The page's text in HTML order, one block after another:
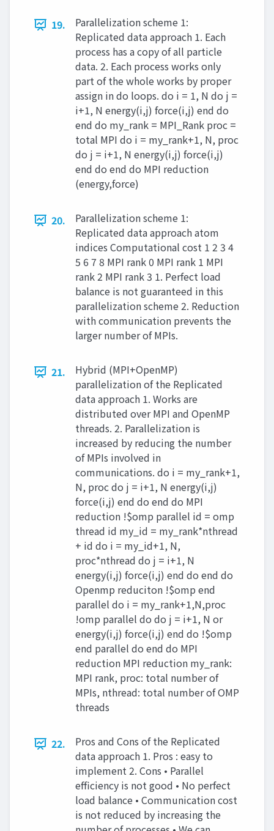
19.
Parallelization scheme 1:
Replicated data approach 1. Each
process has a copy of all particle
data. 2. Each process works only
part of the whole works by proper
assign in do loops. do i = 1, N do j =
i+1, N energy(i,j) force(i,j) end do
end do my_rank = MPI_Rank proc =
total MPI do i = my_rank+1, N, proc
do j = i+1, N energy(i,j) force(i,j)
end do end do MPI reduction
(energy,force)
20.
Parallelization scheme 1:
Replicated data approach atom
indices Computational cost 1 2 3 4
5 6 7 8 MPI rank 0 MPI rank 1 MPI
rank 2 MPI rank 3 1. Perfect load
balance is not guaranteed in this
parallelization scheme 2. Reduction
with communication prevents the
larger number of MPIs.
21.
Hybrid (MPI+OpenMP)
parallelization of the Replicated
data approach 1. Works are
distributed over MPI and OpenMP
threads. 2. Parallelization is
increased by reducing the number
of MPIs involved in
communications. do i = my_rank+1,
N, proc do j = i+1, N energy(i,j)
force(i,j) end do end do MPI
reduction !$omp parallel id = omp
thread id my_id = my_rank*nthread
+ id do i = my_id+1, N,
proc*nthread do j = i+1, N
energy(i,j) force(i,j) end do end do
Openmp reduciton !$omp end
parallel do i = my_rank+1,N,proc
!omp parallel do do j = i+1, N or
energy(i,j) force(i,j) end do !$omp
end parallel do end do MPI
reduction MPI reduction my_rank:
MPI rank, proc: total number of
MPIs, nthread: total number of OMP
threads
22.
Pros and Cons of the Replicated
data approach 1. Pros : easy to
implement 2. Cons • Parallel
efficiency is not good • No perfect
load balance • Communication cost
is not reduced by increasing the